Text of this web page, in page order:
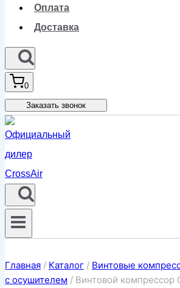
Оплата
Доставка
0
Заказать звонок
Главная / Каталог / Винтовые
с осушителем / Винтовой компрессор